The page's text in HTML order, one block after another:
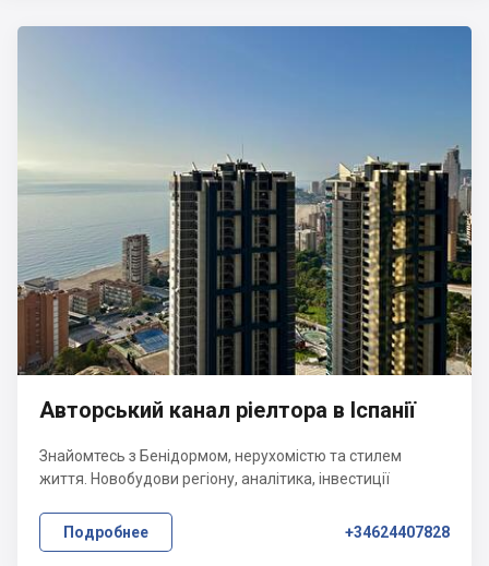
Авторський канал ріелтора в Іспанії
Знайомтесь з Бенідормом, нерухомістю та стилем
життя. Новобудови регіону, аналітика, інвестиції
Подробнее +34624407828